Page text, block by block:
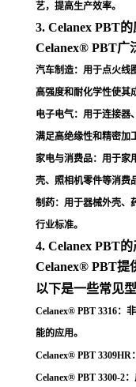
艺，提高生产效率。
3. Celanex PBT
Celanex® PBT广
汽车制造：用于点火线
高强度和耐化学性使其
电子电气：用于连接器
满足高绝缘性和精密加
家电与消费品：用于家
壳、照相机零件等消费
制药：用于器械外壳、
行业标准。
4. Celanex PBT
Celanex® PBT提
以下是一些常见
Celanex® PBT 3316：
能的应用。
Celanex® PBT 3309HR
Celanex® PBT 3300-2